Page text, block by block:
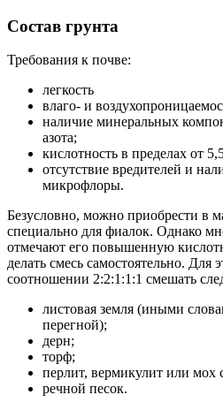
Состав грунта
Требования к почве:
легкость
влаго- и
наличие минеральных
азота;
кислотность в пределах от
отсутствие вредителей и
микрофлоры.
Безусловно, можно приобрести в
специально для фиалок. Однако
отмечают его повышенную
делать смесь самостоятельно. Для
соотношении 2:2:1:1:1 смешать
листовая земля (иными
перегной);
дерн;
торф;
перлит, вермикулит или мох
речной песок.